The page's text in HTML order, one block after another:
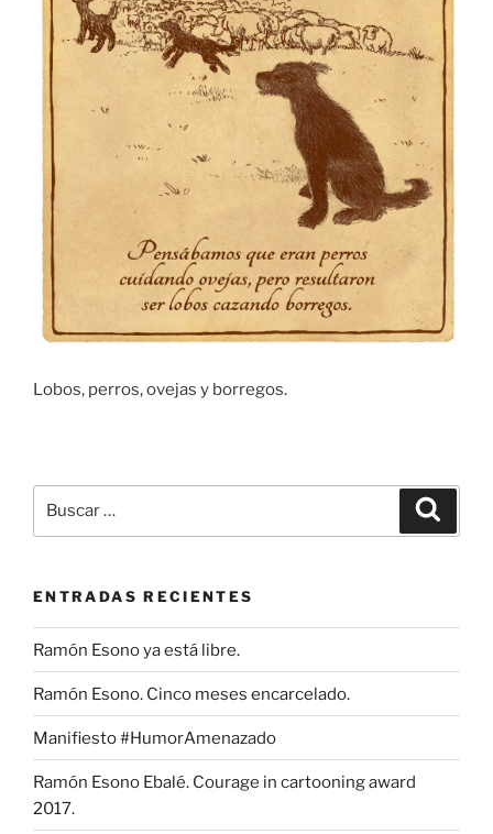
Lobos, perros, ovejas y borregos.
por:
ENTRADAS RECIENTES
Ramón Esono ya está libre.
Ramón Esono. Cinco meses encarcelado.
Manifiesto #HumorAmenazado
Ramón Esono Ebalé. Courage in cartooning award
2017.